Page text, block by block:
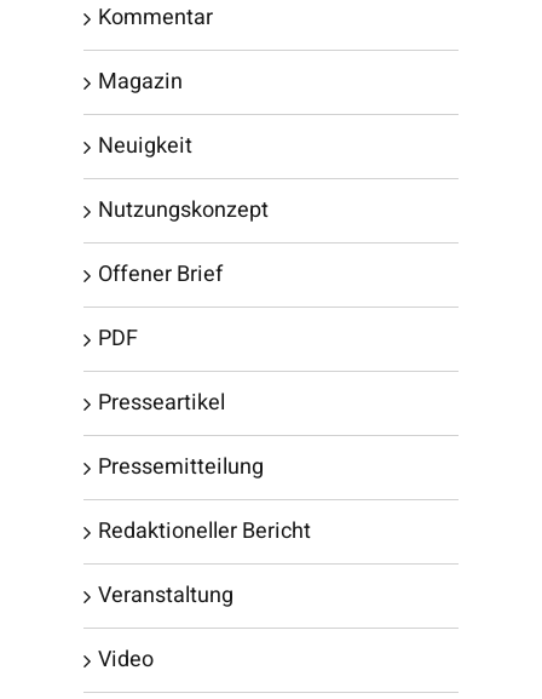
Kommentar
Magazin
Neuigkeit
Nutzungskonzept
Offener Brief
PDF
Presseartikel
Pressemitteilung
Redaktioneller Bericht
Veranstaltung
Video